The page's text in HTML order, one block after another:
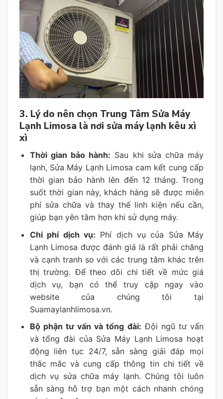
3. Lý do nên chọn Trung Tâm Sửa Máy
Lạnh Limosa là nơi sửa máy lạnh kêu xì
xì
Thời gian bảo hành: Sau khi sửa chữa máy
lạnh, Sửa Máy Lạnh Limosa cam kết cung cấp
thời gian bảo hành lên đến 12 tháng. Trong
suốt thời gian này, khách hàng sẽ được miễn
phí sửa chữa và thay thế linh kiện nếu cần,
giúp bạn yên tâm hơn khi sử dụng máy.
Chi phí dịch vụ: Phí dịch vụ của Sửa Máy
Lạnh Limosa được đánh giá là rất phải chăng
và cạnh tranh so với các trung tâm khác trên
thị trường. Để theo dõi chi tiết về mức giá
dịch vụ, bạn có thể truy cập ngay vào
website của chúng tôi tại
Suamaylanhlimosa.vn.
Bộ phận tư vấn và tổng đài: Đội ngũ tư vấn
và tổng đài của Sửa Máy Lạnh Limosa hoạt
động liên tục 24/7, sẵn sàng giải đáp mọi
thắc mắc và cung cấp thông tin chi tiết về
dịch vụ sửa chữa máy lạnh. Chúng tôi luôn
sẵn sàng hỗ trợ bạn một cách nhanh chóng